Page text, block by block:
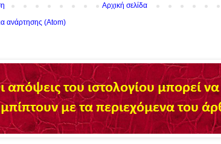
Αρχική σελίδα
ανάρτησης (Atom)